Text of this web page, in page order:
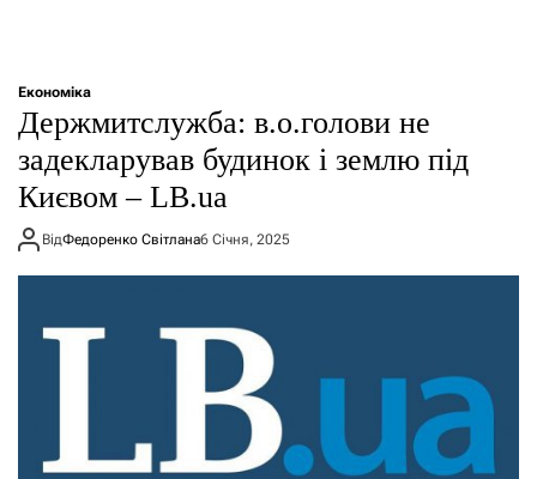
Економіка
Держмитслужба: в.о.голови не
задекларував будинок і землю під
Києвом – LB.ua
ВідФедоренко Світлана6 Січня, 2025